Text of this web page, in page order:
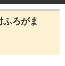
ろがま